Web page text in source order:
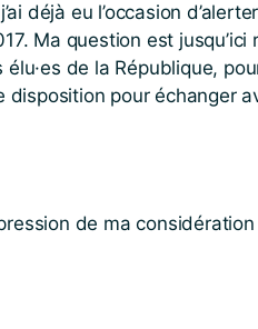
déjà eu l’occasion
Ma question est jusqu’ici
de la République,
pour échanger
de ma